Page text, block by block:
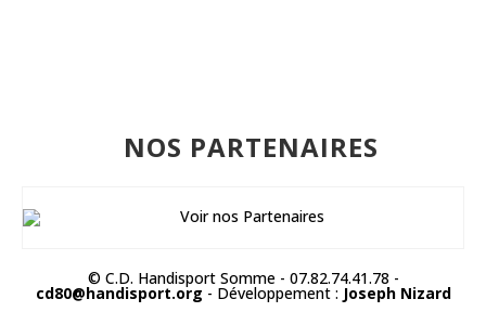
NOS PARTENAIRES
© C.D. Handisport Somme - 07.82.74.41.78 -
cd80@handisport.org - Développement : Joseph Nizard